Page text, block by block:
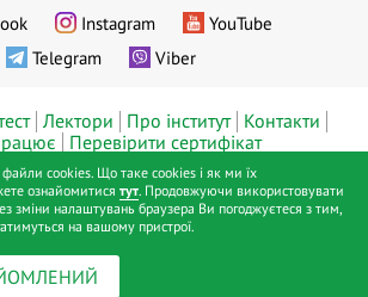
Instagram
YouTube
Telegram
Viber
Лектори Про інститут Контакти
Перевірити сертифікат
Інститут ревматології™, Київ, 2019 - 2026
pp.
Політика конфіденційності
cookies. Що таке cookies і як ми їх
ознайомитися тут. Продовжуючи використовувати
зміни налаштувань браузера Ви погоджуєтеся з тим,
на вашому пристрої.